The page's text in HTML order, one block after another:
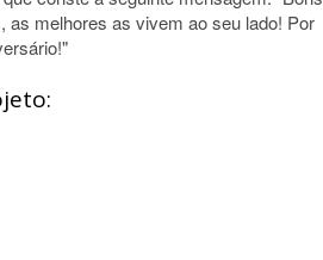
melhores as vivem ao seu lado! Por